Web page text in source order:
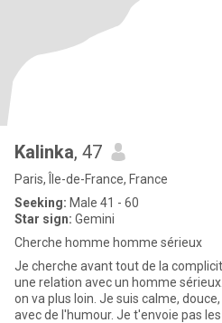
Kalinka, 47
Paris, Île-de-France, France
Seeking: Male 41 - 60
Star sign: Gemini
Cherche homme homme sérieux
Je cherche avant tout de la
une relation avec un homme
on va plus loin. Je suis calme,
avec de l'humour. Je t'envoie pas